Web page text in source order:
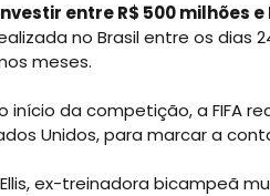
entre R$ 500 milhões e
no Brasil entre os dias
meses.
início da competição, a FIFA
Unidos, para marcar a
ex-treinadora bicampeã